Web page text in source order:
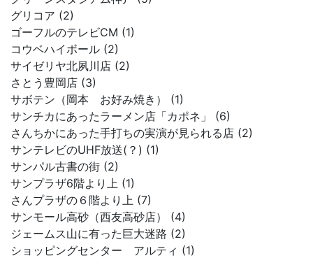
グリコア (2)
ゴーフルのテレビCM (1)
コウベハイボール (2)
サイゼリヤ北夙川店 (2)
さとう豊岡店 (3)
サボテン（岡本 お好み焼き） (1)
サンチカにあったラーメン店「カポネ」 (6)
さんちかにあった手打ちの実演が見られる店 (2)
サンテレビのUHF放送(？) (1)
サンパル古書の街 (2)
サンプラザ6階より上 (1)
さんプラザの６階より上 (7)
サンモール高砂（西友高砂店） (4)
ジェームス山に有った巨大迷路 (2)
ショッピングセンター アルティ (1)